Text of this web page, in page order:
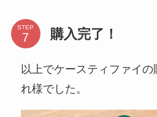
STEP 購入完了！
以上でケースティファイ
れ様でした。